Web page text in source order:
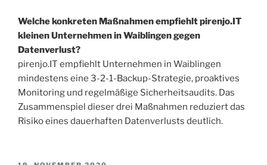
Welche konkreten Maßnahmen empfiehlt pirenjo.IT
kleinen Unternehmen in Waiblingen gegen
Datenverlust?
pirenjo.IT empfiehlt Unternehmen in Waiblingen
mindestens eine 3-2-1-Backup-Strategie, proaktives
Monitoring und regelmäßige Sicherheitsaudits. Das
Zusammenspiel dieser drei Maßnahmen reduziert das
Risiko eines dauerhaften Datenverlusts deutlich.